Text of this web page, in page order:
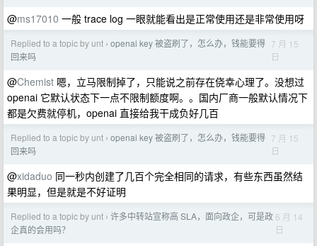
@ms17010 一般 trace log 一眼就能看出是正常使用还是非常使用呀
Replied to a topic by unt › openai key 被盗刷了，怎么办，钱能要得
回来吗
7 月 15
日
@Chemist 嗯，立马限制掉了，只能说之前存在侥幸心理了。没想过
openai 它默认状态下一点不限制额度啊。。国内厂商一般默认情况下
都是欠费就停机，openai 直接给我干成负好几百
Replied to a topic by unt › openai key 被盗刷了，怎么办，钱能要得
回来吗
7 月 15
日
@xidaduo 同一秒内创建了几百个完全相同的请求，有些东西虽然结
果明显，但是就是不好证明
Replied to a topic by unt › 许多中转站宣称高 SLA，面向政企，可是政
企真的会用吗？
6 月 14
日